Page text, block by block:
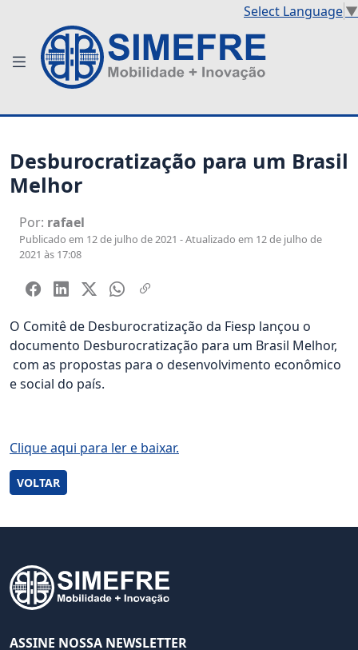
Select Language▼
Desburocratização para um Brasil
Melhor
Por: rafael
Publicado em 12 de julho de 2021 - Atualizado em 12 de julho de
2021 às 17:08
O Comitê de Desburocratização da Fiesp lançou o
documento Desburocratização para um Brasil Melhor,
com as propostas para o desenvolvimento econômico
e social do país.
Clique aqui para ler e baixar.
VOLTAR
ASSINE NOSSA NEWSLETTER